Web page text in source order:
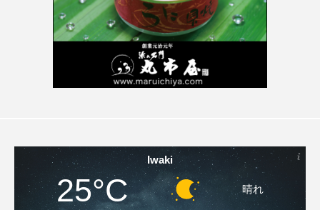
Iwaki
25°C 晴れ